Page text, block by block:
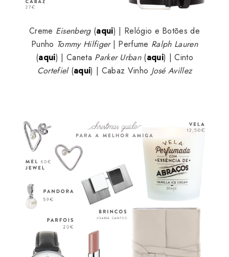
Creme Eisenberg(aqui) | Relógio e Botões de
Punho Tommy Hilfiger| Perfume Ralph Lauren
(aqui) | Caneta Parker Urban(aqui) | Cinto
Cortefiel(aqui) | Cabaz Vinho José Avillez